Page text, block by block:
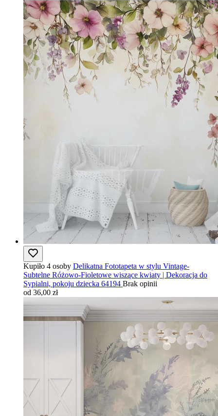
Kupiło 4 osoby Delikatna Fototapeta w stylu Vintage-
Subtelne Różowo-Fioletowe wiszące kwiaty | Dekoracja do
Sypialni, pokoju dziecka 64194 Brak opinii
od 36,00 zł